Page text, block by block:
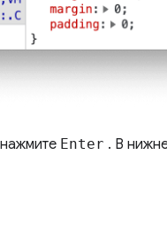
Enter . В